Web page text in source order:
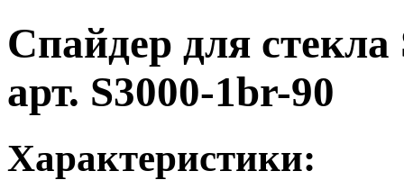
Спайдер для
арт. S3000-1br-90
Характеристики: